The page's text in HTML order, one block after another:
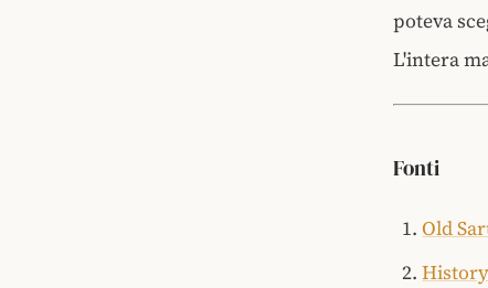
poteva
L'intera
Fonti
Old